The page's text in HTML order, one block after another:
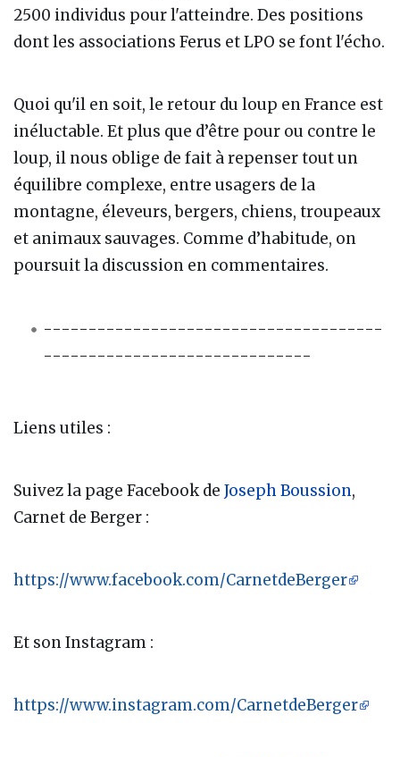
2500 individus pour l'atteindre. Des positions
dont les associations Ferus et LPO se font l'écho.
Quoi qu'il en soit, le retour du loup en France est
inéluctable. Et plus que d’être pour ou contre le
loup, il nous oblige de fait à repenser tout un
équilibre complexe, entre usagers de la
montagne, éleveurs, bergers, chiens, troupeaux
et animaux sauvages. Comme d’habitude, on
poursuit la discussion en commentaires.
--------------------------------------
------------------------------
Liens utiles :
Suivez la page Facebook de Joseph Boussion,
Carnet de Berger :
https://www.facebook.com/CarnetdeBerger
Et son Instagram :
https://www.instagram.com/CarnetdeBerger